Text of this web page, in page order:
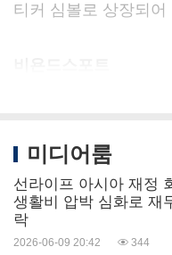
티커 심볼로 상장되어
하기 위해 스포츠의
재단이다. 이 조직은
성을 구축하는 사람
하며 보다 포용적이
미디어룸
선라이프 아시아 재정
생활비 압박 심화로 재
락
2026-06-09 20:42 344